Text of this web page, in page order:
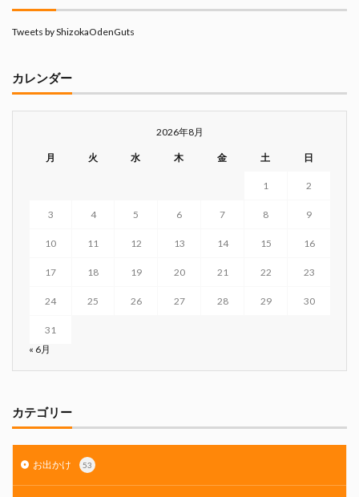
Tweets by ShizokaOdenGuts
カレンダー
2026年8月
月 火 水 木 金 土 日
1 2
3 4 5 6 7 8 9
10 11 12 13 14 15 16
17 18 19 20 21 22 23
24 25 26 27 28 29 30
31
« 6月
カテゴリー
お出かけ 53